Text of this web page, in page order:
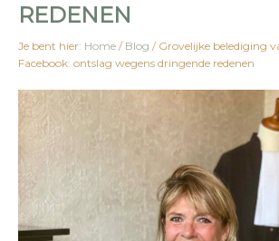
REDENEN
Je bent hier: Home / Blog /Grovelijke belediging
Facebook: ontslag wegens dringende redenen